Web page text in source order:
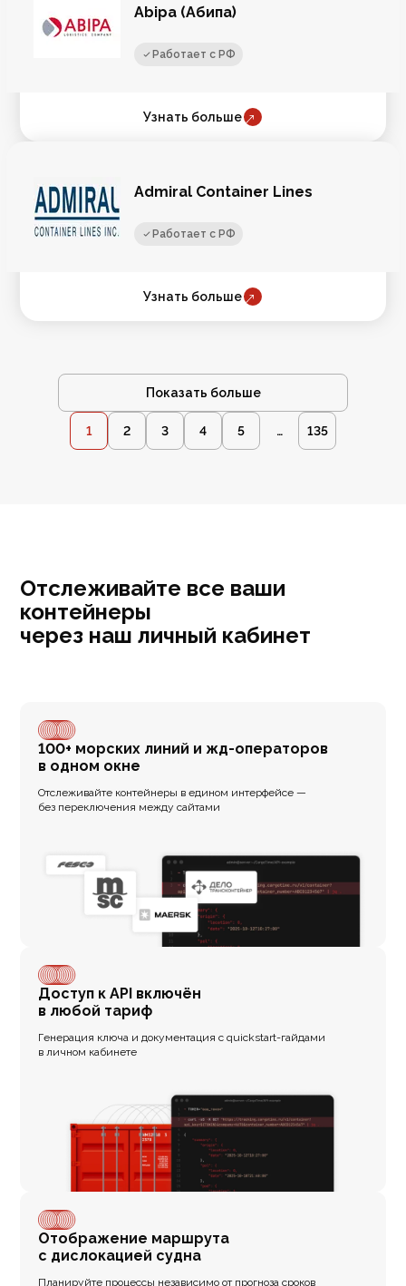
Abipa (Абипа)
Работает с РФ
Узнать больше
Admiral Container Lines
Работает с РФ
Узнать больше
Показать больше
1 2 3 4 5 … 135
Отслеживайте все ваши
контейнеры
через наш личный кабинет
100+ морских линий и жд-операторов
в одном окне
Отслеживайте контейнеры в едином интерфейсе —
без переключения между сайтами
Доступ к API включён
в любой тариф
Генерация ключа и документация с quickstart-гайдами
в личном кабинете
Отображение маршрута
с дислокацией судна
Планируйте процессы независимо от прогноза сроков